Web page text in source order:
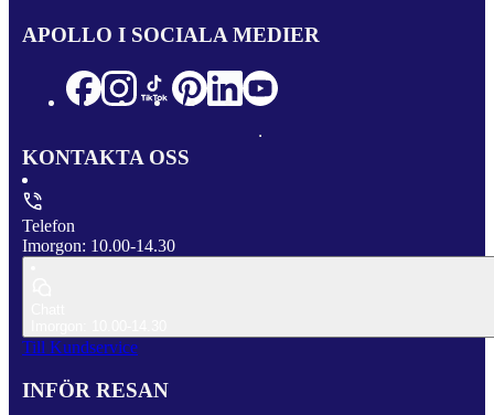
APOLLO I SOCIALA MEDIER
KONTAKTA OSS
Telefon
Imorgon: 10.00-14.30
Till Kundservice
INFÖR RESAN